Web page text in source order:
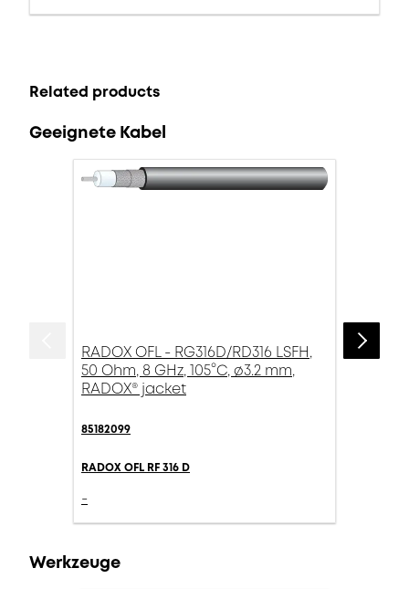
Related products
Geeignete Kabel
RADOX OFL - RG316D/RD316 LSFH,
50 Ohm, 8 GHz, 105°C, ø3.2 mm,
RADOX® jacket
85182099
RADOX OFL RF 316 D
-
Werkzeuge